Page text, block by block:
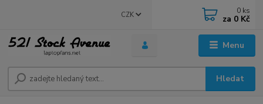
Menu
CZK
Hledat
0 ks
za 0 Kč